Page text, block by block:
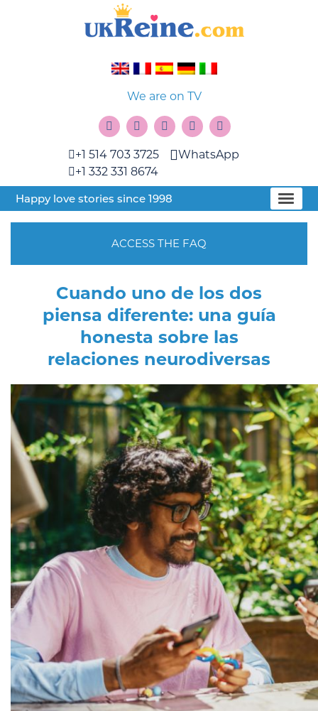
We are on TV
+1 514 703 3725
+1 332 331 8674
WhatsApp
Happy love stories since 1998
ACCESS THE FAQ
Cuando uno de los dos
piensa diferente: una guía
honesta sobre las
relaciones neurodiversas